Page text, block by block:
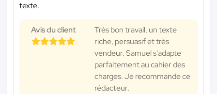
texte.
Avis du client
Très bon travail, un texte
riche, persuasif et très
vendeur. Samuel s'adapte
parfaitement au cahier des
charges. Je recommande ce
rédacteur.